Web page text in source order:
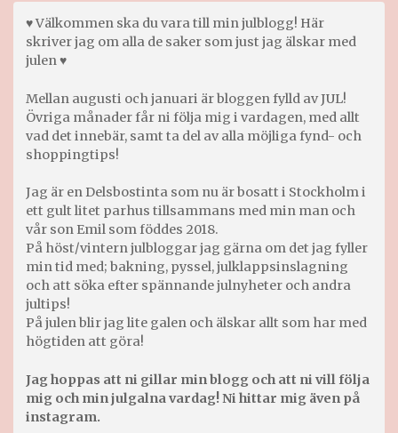
♥ Välkommen ska du vara till min julblogg! Här
skriver jag om alla de saker som just jag älskar med
julen ♥
Mellan augusti och januari är bloggen fylld av JUL!
Övriga månader får ni följa mig i vardagen, med allt
vad det innebär, samt ta del av alla möjliga fynd- och
shoppingtips!
Jag är en Delsbostinta som nu är bosatt i Stockholm i
ett gult litet parhus tillsammans med min man och
vår son Emil som föddes 2018.
På höst/vintern julbloggar jag gärna om det jag fyller
min tid med; bakning, pyssel, julklappsinslagning
och att söka efter spännande julnyheter och andra
jultips!
På julen blir jag lite galen och älskar allt som har med
högtiden att göra!
Jag hoppas att ni gillar min blogg och att ni vill följa
mig och min julgalna vardag! Ni hittar mig även på
instagram.